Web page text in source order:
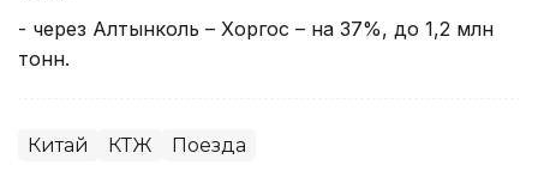
- через Алтынколь – Хоргос – на 37%, до 1,2 млн
тонн.
Китай КТЖ Поезда